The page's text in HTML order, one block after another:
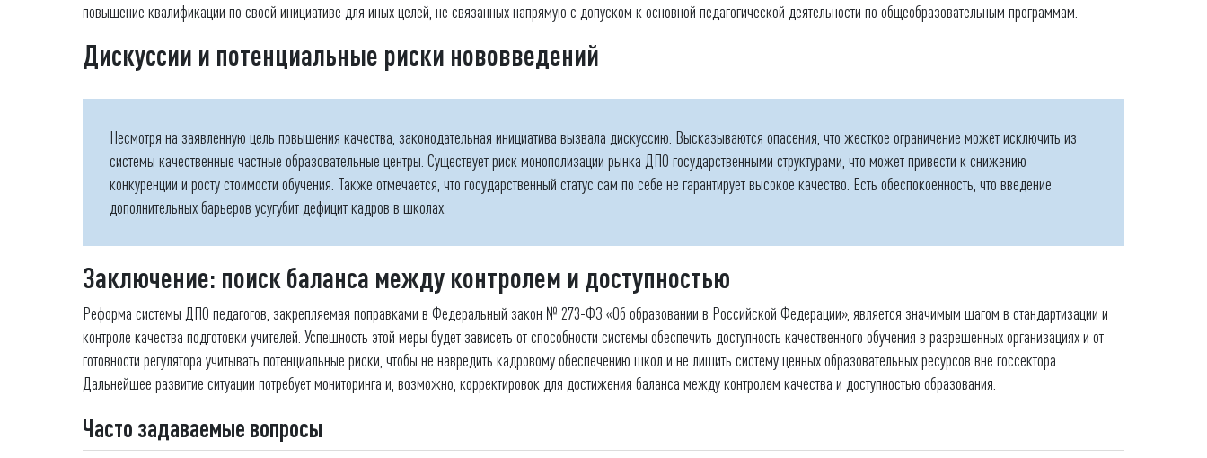
повышение квалификации по своей инициативе для иных целей, не связанных напрямую с допуском к основной педагогической деятельности по общеобразовательным программам.
Дискуссии и потенциальные риски нововведений
Несмотря на заявленную цель повышения качества, законодательная инициатива вызвала дискуссию. Высказываются опасения, что жесткое ограничение может исключить из
системы качественные частные образовательные центры. Существует риск монополизации рынка ДПО государственными структурами, что может привести к снижению
конкуренции и росту стоимости обучения. Также отмечается, что государственный статус сам по себе не гарантирует высокое качество. Есть обеспокоенность, что введение
дополнительных барьеров усугубит дефицит кадров в школах.
Заключение: поиск баланса между контролем и доступностью
Реформа системы ДПО педагогов, закрепляемая поправками в Федеральный закон № 273-ФЗ «Об образовании в Российской Федерации», является значимым шагом в стандартизации и
контроле качества подготовки учителей. Успешность этой меры будет зависеть от способности системы обеспечить доступность качественного обучения в разрешенных организациях и от
готовности регулятора учитывать потенциальные риски, чтобы не навредить кадровому обеспечению школ и не лишить систему ценных образовательных ресурсов вне госсектора.
Дальнейшее развитие ситуации потребует мониторинга и, возможно, корректировок для достижения баланса между контролем качества и доступностью образования.
Часто задаваемые вопросы